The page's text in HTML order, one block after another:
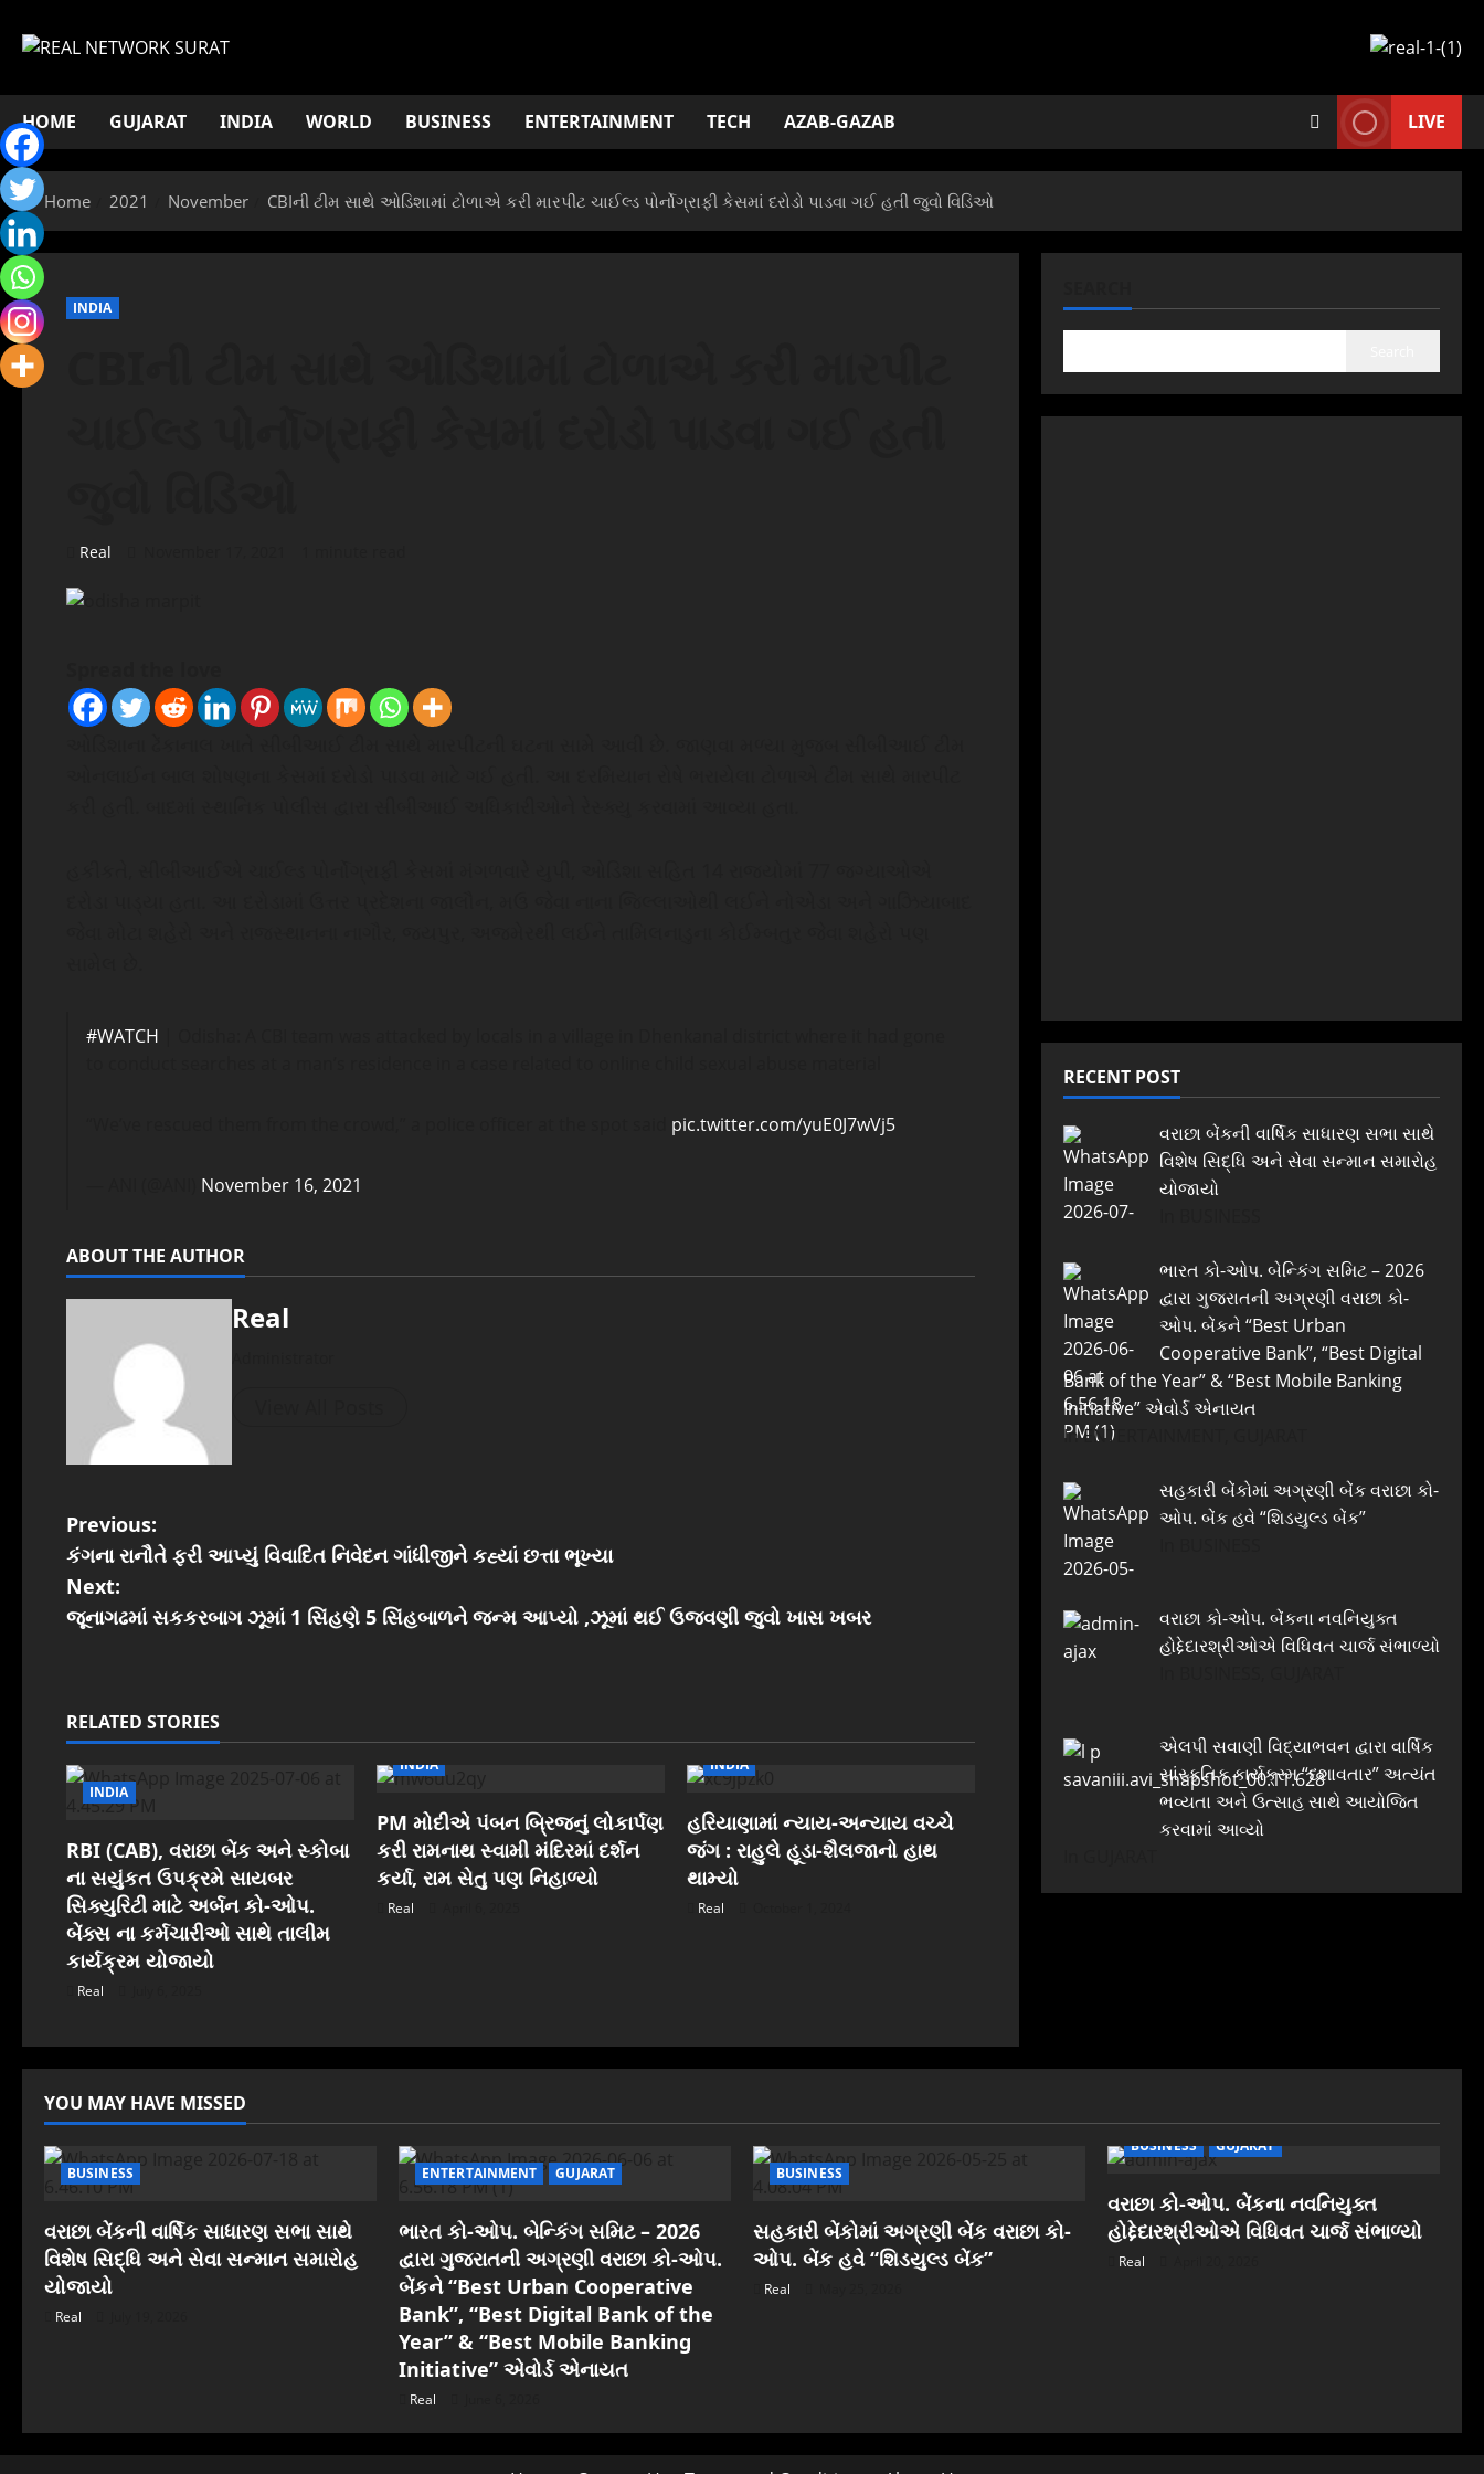
HOME GUJARAT INDIA WORLD BUSINESS ENTERTAINMENT TECH AZAB-GAZAB LIVE
Home 2021 November CBIની ટીમ સાથે ઓડિશામાં ટોળાએ કરી મારપીટ ચાઈલ્ડ પોર્નોગ્રાફી કેસમાં દરોડો પાડવા ગઈ હતી જુવો વિડિઓ
INDIA
Real
#WATCH
pic.twitter.com/yuE0J7wVj5
November 16, 2021
ABOUT THE AUTHOR
Real
P
o
s
n
a
v
i
g
a
t
i
o
n
Previous:
કંગના રાનૌતે ફરી આપ્યું વિવાદિત નિવેદન ગાંધીજીને કહ્યાં છત્તા ભૂખ્યા
Next:
જૂનાગઢમાં સકકરબાગ ઝૂમાં 1 સિંહણે 5 સિંહબાળને જન્મ આપ્યો ,ઝૂમાં થઈ ઉજવણી જુવો ખાસ ખબર
RELATED STORIES
INDIA
RBI (CAB), વરાછા બેંક અને સ્કોબા
ના સયુંકત ઉપક્રમે સાયબર
સિક્યુરિટી માટે અર્બન કો-ઓપ.
બેંક્સ ના કર્મચારીઓ સાથે તાલીમ
કાર્યક્રમ યોજાયો
Real
INDIA
PM મોદીએ પંબન બ્રિજનું લોકાર્પણ
કરી રામનાથ સ્વામી મંદિરમાં દર્શન
કર્યા, રામ સેતુ પણ નિહાળ્યો
Real
INDIA
હરિયાણામાં ન્યાય-અન્યાય વચ્ચે
જંગ : રાહુલે હૂડા-શૈલજાનો હાથ
થામ્યો
Real
RECENT POST
વરાછા બેંકની વાર્ષિક સાધારણ સભા સાથે
વિશેષ સિદ્ધિ અને સેવા સન્માન સમારોહ
યોજાયો
ભારત કો-ઓપ. બેન્કિંગ સમિટ – 2026
દ્વારા ગુજરાતની અગ્રણી વરાછા કો-
ઓપ. બેંકને “Best Urban
Cooperative Bank”, “Best Digital
Bank of the Year” & “Best Mobile Banking
Initiative” એવોર્ડ એનાયત
In ENTERTAINMENT, GUJARAT
સહકારી બેંકોમાં અગ્રણી બેંક વરાછા કો-
ઓપ. બેંક હવે “શિડયુલ્ડ બેંક”
વરાછા કો-ઓપ. બેંકના નવનિયુક્ત
હોદ્દેદારશ્રીઓએ વિધિવત ચાર્જ સંભાળ્યો
એલપી સવાણી વિદ્યાભવન દ્વારા વાર્ષિક
સાંસ્કૃતિક કાર્યક્રમ “દશાવતાર” અત્યંત
ભવ્યતા અને ઉત્સાહ સાથે આયોજિત
કરવામાં આવ્યો
YOU MAY HAVE MISSED
BUSINESS
વરાછા બેંકની વાર્ષિક સાધારણ સભા સાથે
વિશેષ સિદ્ધિ અને સેવા સન્માન સમારોહ
યોજાયો
Real
ENTERTAINMENT GUJARAT
ભારત કો-ઓપ. બેન્કિંગ સમિટ – 2026
દ્વારા ગુજરાતની અગ્રણી વરાછા કો-ઓપ.
બેંકને “Best Urban Cooperative
Bank”, “Best Digital Bank of the
Year” & “Best Mobile Banking
Initiative” એવોર્ડ એનાયત
Real
BUSINESS
સહકારી બેંકોમાં અગ્રણી બેંક વરાછા કો-
ઓપ. બેંક હવે “શિડયુલ્ડ બેંક”
Real
BUSINESS GUJARAT
વરાછા કો-ઓપ. બેંકના નવનિયુક્ત
હોદ્દેદારશ્રીઓએ વિધિવત ચાર્જ સંભાળ્યો
Real